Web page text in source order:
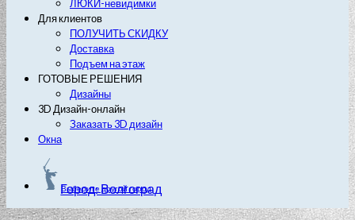
ЛЮКИ-невидимки
Для клиентов
ПОЛУЧИТЬ СКИДКУ
Доставка
Подъем на этаж
ГОТОВЫЕ РЕШЕНИЯ
Дизайны
3D Дизайн-онлайн
Заказать 3D дизайн
Окна
Город: Волгоград
Выберите другой город